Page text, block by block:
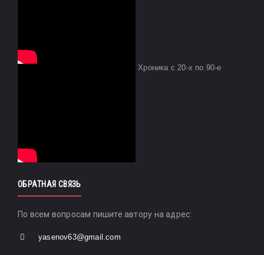
Хроника с 20-х по 90-е
ОБРАТНАЯ СВЯЗЬ
По всем вопросам пишите автору на адрес:
yasenov63@gmail.com